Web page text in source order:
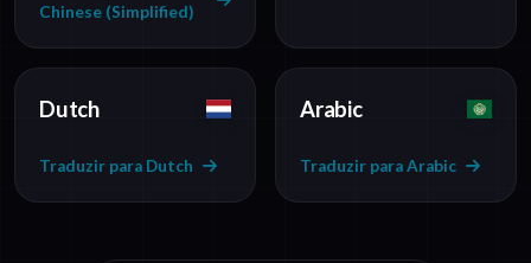
Chinese (Simplified)
Dutch
Traduzir para Dutch
Arabic
Traduzir para Arabic